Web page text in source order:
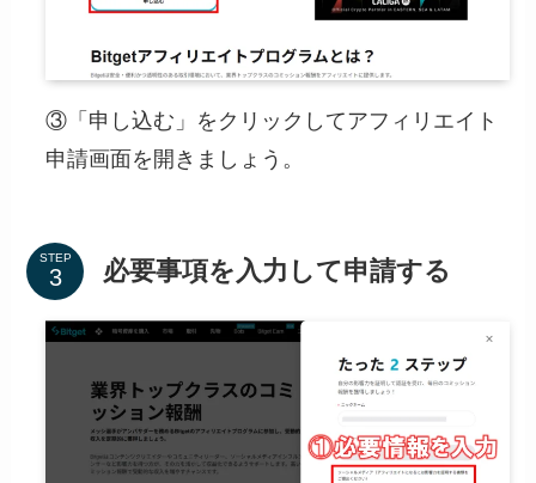
③「申し込む」をクリックしてアフィリエイト
申請画面を開きましょう。
STEP 必要事項を入力して申請する